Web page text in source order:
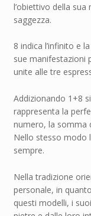
l’obiettivo della
saggezza.
8 indica l’infinito e
sue manifestazioni
unite alle tre
Addizionando 1+8
rappresenta la
numero, la somma
Nello stesso modo
sempre.
Nella tradizione
personale, in
questi modelli, i